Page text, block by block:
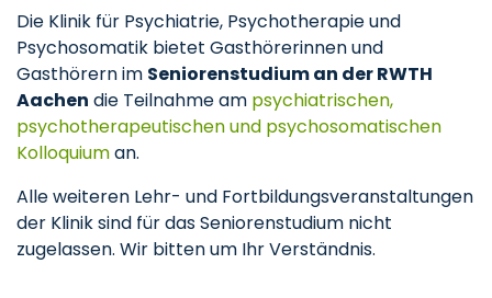
Die Klinik für Psychiatrie, Psychotherapie und
Psychosomatik bietet Gasthörerinnen und
Gasthörern im Seniorenstudium an der RWTH
Aachen die Teilnahme am psychiatrischen,
psychotherapeutischen und psychosomatischen
Kolloquiuman.
Alle weiteren Lehr- und Fortbildungsveranstaltungen
der Klinik sind für das Seniorenstudium nicht
zugelassen. Wir bitten um Ihr Verständnis.